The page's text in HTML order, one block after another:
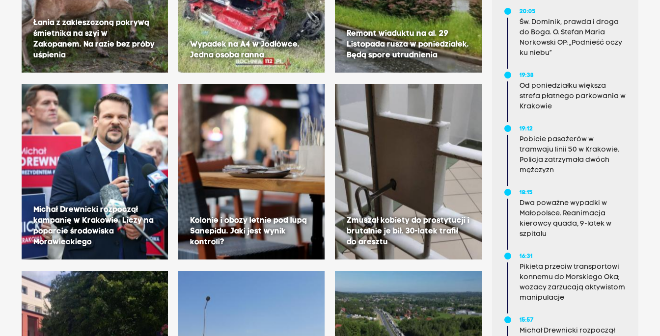
Łania z zakleszczoną pokrywą
śmietnika na szyi w
Zakopanem. Na razie bez próby
uśpienia
Wypadek na A4 w Jodłówce.
Jedna osoba ranna
Remont wiaduktu na al. 29
Listopada rusza w poniedziałek.
Będą spore utrudnienia
Michał Drewnicki rozpoczął
kampanię w Krakowie. Liczy na
poparcie środowiska
Morawieckiego
Kolonie i obozy letnie pod lupą
Sanepidu. Jaki jest wynik
kontroli?
Zmuszał kobiety do prostytucji i
brutalnie je bił. 30-latek trafił
do aresztu
20:05
Św. Dominik, prawda i droga
do Boga. O. Stefan Maria
Norkowski OP: „Podnieść oczy
ku niebu”
19:38
Od poniedziałku większa
strefa płatnego parkowania w
Krakowie
19:12
Pobicie pasażerów w
tramwaju linii 50 w Krakowie.
Policja zatrzymała dwóch
mężczyzn
18:15
Dwa poważne wypadki w
Małopolsce. Reanimacja
kierowcy quada, 9-latek w
szpitalu
16:31
Pikieta przeciw transportowi
konnemu do Morskiego Oka;
wozacy zarzucają aktywistom
manipulacje
15:57
Michał Drewnicki rozpoczął